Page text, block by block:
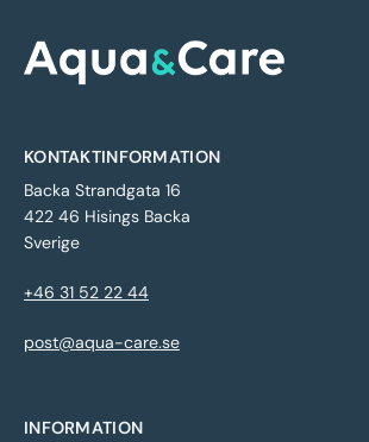
KONTAKTINFORMATION
Backa Strandgata 16
422 46 Hisings Backa
Sverige
+46 31 52 22 44
post@aqua-care.se
INFORMATION